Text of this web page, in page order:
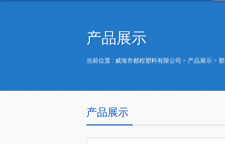
产品展示
当前位置 : 威海市都程塑料有限公司 > 产品展示 >
产品展示